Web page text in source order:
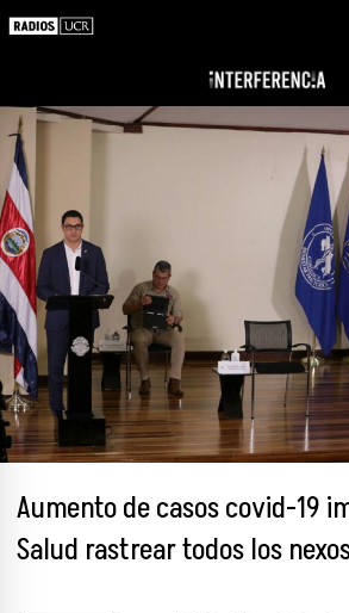
Aumento de casos covid-19
Salud rastrear todos los